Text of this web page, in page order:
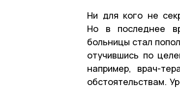
Ни для кого не
Но в последнее
больницы стал
отучившись по
например, врач-
обстоятельствам.